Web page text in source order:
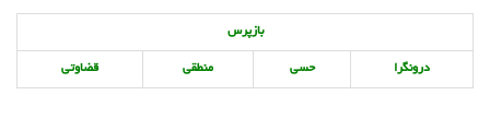
بازپرس
درونگرا حسی منطقی قضاوتی